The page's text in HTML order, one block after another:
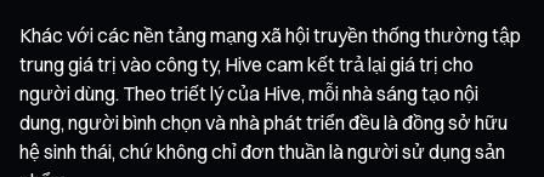
Khác với các nền tảng mạng xã hội truyền thống thường tập
trung giá trị vào công ty, Hive cam kết trả lại giá trị cho
người dùng. Theo triết lý của Hive, mỗi nhà sáng tạo nội
dung, người bình chọn và nhà phát triển đều là đồng sở hữu
hệ sinh thái, chứ không chỉ đơn thuần là người sử dụng sản